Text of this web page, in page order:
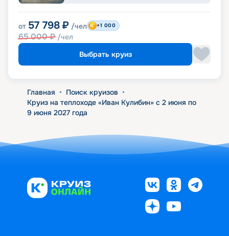
от 57 798 ₽ /чел
65 000₽ /чел
+1 000
Выбрать круиз
Главная • Поиск круизов •
Круиз на теплоходе «Иван Кулибин» с 2 июня по
9 июня 2027 года